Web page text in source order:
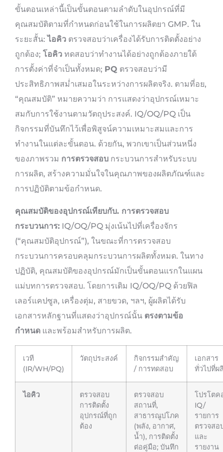
ขั้นตอนเหล่านี้เป็นขั้นตอนตามลำดับในอุปกรณ์ที่มี
คุณสมบัติตามที่กำหนดก่อนใช้ในการผลิตยา GMP. ใน
ระยะสั้น:ไอคิว ตรวจสอบว่าเครื่องได้รับการติดตั้งอย่าง
ถูกต้อง; โอคิว ทดสอบว่าทำงานได้อย่างถูกต้องภายใต้
การตั้งค่าที่จำเป็นทั้งหมด; PQ ตรวจสอบว่ามี
ประสิทธิภาพสม่ำเสมอในระหว่างการผลิตจริง. ตามที่อย,
“คุณสมบัติ” หมายความว่า การแสดงว่าอุปกรณ์เหมาะ
สมกับการใช้งานตามวัตถุประสงค์. IQ/OQ/PQ เป็น
กิจกรรมที่บันทึกไว้เพื่อพิสูจน์ความเหมาะสมและการ
ทำงานในแต่ละขั้นตอน. ด้วยกัน, พวกเขาเป็นส่วนหนึ่ง
ของภาพรวม การตรวจสอบ กระบวนการสำหรับระบบ
การผลิต, สร้างความมั่นใจในคุณภาพของผลิตภัณฑ์และ
การปฏิบัติตามข้อกำหนด.
คุณสมบัติของอุปกรณ์เทียบกับ. การตรวจสอบ
กระบวนการ: IQ/OQ/PQ มุ่งเน้นไปที่เครื่องจักร
(“คุณสมบัติอุปกรณ์”), ในขณะที่การตรวจสอบ
กระบวนการครอบคลุมกระบวนการผลิตทั้งหมด. ในทาง
ปฏิบัติ, คุณสมบัติของอุปกรณ์มักเป็นขั้นตอนแรกในแผน
แม่บทการตรวจสอบ. โดยการเติม IQ/OQ/PQ ด้วยฟิล
เลอร์แคปซูล, เครื่องตุ่ม, สายขวด, ฯลฯ, ผู้ผลิตได้รับ
เอกสารหลักฐานที่แสดงว่าอุปกรณ์นั้น ตรงตามข้อ
กำหนด และพร้อมสำหรับการผลิต.
เวที
(IR/WH/PQ)
วัตถุประสงค์
กิจกรรมสำคัญ
/ การทดสอบ
เอกสาร
ทั่วไปที่ผ
ไอคิว
ตรวจสอบ
การติดตั้ง
อุปกรณ์ที่ถูก
ต้อง
ตรวจสอบ
สถานที่,
สาธารณูปโภค
(พลัง, อากาศ,
น้ำ), การติดตั้ง
ต่อคู่มือ; บันทึก
โปรโตค
IQ/
รายการ
ตรวจสอ
และ
รายงาน